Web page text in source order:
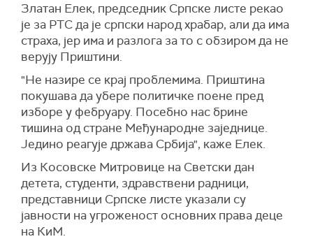
Златан Елек, председник Српске листе рекао
је за РТС да је српски народ храбар, али да има
страха, јер има и разлога за то с обзиром да не
верују Приштини.
"Не назире се крај проблемима. Приштина
покушава да убере политичке поене пред
изборе у фебруару. Посебно нас брине
тишина од стране Међународне заједнице.
Једино реагује држава Србија", каже Елек.
Из Косовске Митровице на Светски дан
детета, студенти, здравствени радници,
представници Српске листе указали су
јавности на угроженост основних права деце
на КиМ.